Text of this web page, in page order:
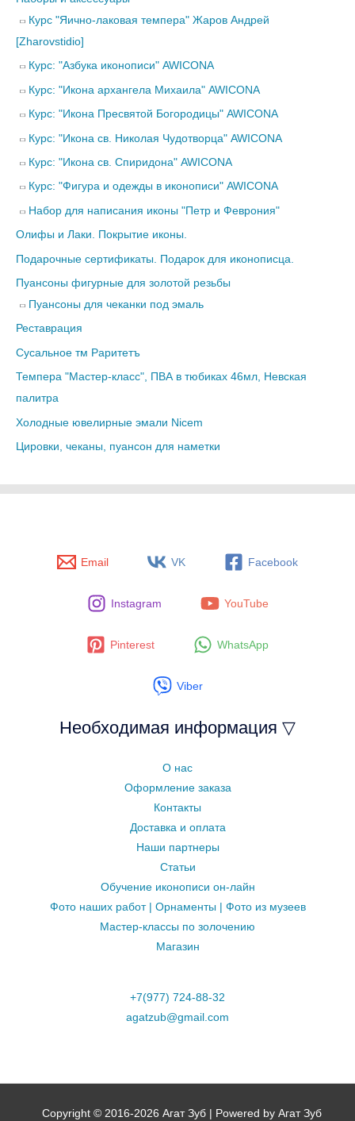
Курс "Яично-лаковая темпера" Жаров Андрей
[Zharovstidio]
Курс: "Азбука иконописи" AWICONA
Курс: "Икона архангела Михаила" AWICONA
Курс: "Икона Пресвятой Богородицы" AWICONA
Курс: "Икона св. Николая Чудотворца" AWICONA
Курс: "Икона св. Спиридона" AWICONA
Курс: "Фигура и одежды в иконописи" AWICONA
Набор для написания иконы "Петр и Феврония"
Олифы и Лаки. Покрытие иконы.
Подарочные сертификаты. Подарок для иконописца.
Пуансоны фигурные для золотой резьбы
Пуансоны для чеканки под эмаль
Реставрация
Сусальное тм Раритетъ
Темпера "Мастер-класс", ПВА в тюбиках 46мл, Невская
палитра
Холодные ювелирные эмали Nicem
Цировки, чеканы, пуансон для наметки
Email VK Facebook
Instagram YouTube
Pinterest WhatsApp
Viber
Необходимая информация ▽
О нас
Оформление заказа
Контакты
Доставка и оплата
Наши партнеры
Статьи
Обучение иконописи он-лайн
Фото наших работ | Орнаменты | Фото из музеев
Мастер-классы по золочению
Магазин
+7(977) 724-88-32
agatzub@gmail.com
Copyright © 2016-2026 Агат Зуб | Powered by Агат Зуб